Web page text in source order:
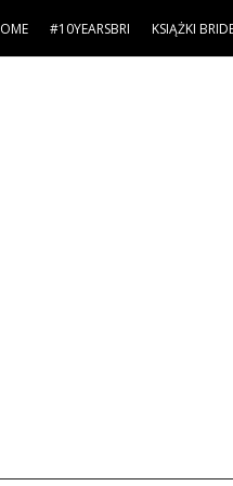
#10YEARSBRI KSIĄŻKI